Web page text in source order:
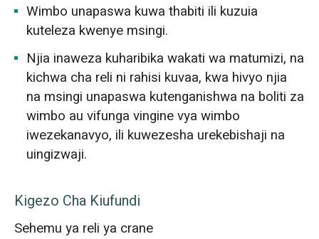
Wimbo unapaswa kuwa thabiti ili kuzuia
kuteleza kwenye msingi.
Njia inaweza kuharibika wakati wa matumizi, na
kichwa cha reli ni rahisi kuvaa, kwa hivyo njia
na msingi unapaswa kutenganishwa na boliti za
wimbo au vifunga vingine vya wimbo
iwezekanavyo, ili kuwezesha urekebishaji na
uingizwaji.
Kigezo Cha Kiufundi
Sehemu ya reli ya crane